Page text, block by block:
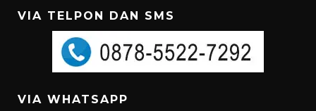
VIA TELPON DAN SMS
VIA WHATSAPP